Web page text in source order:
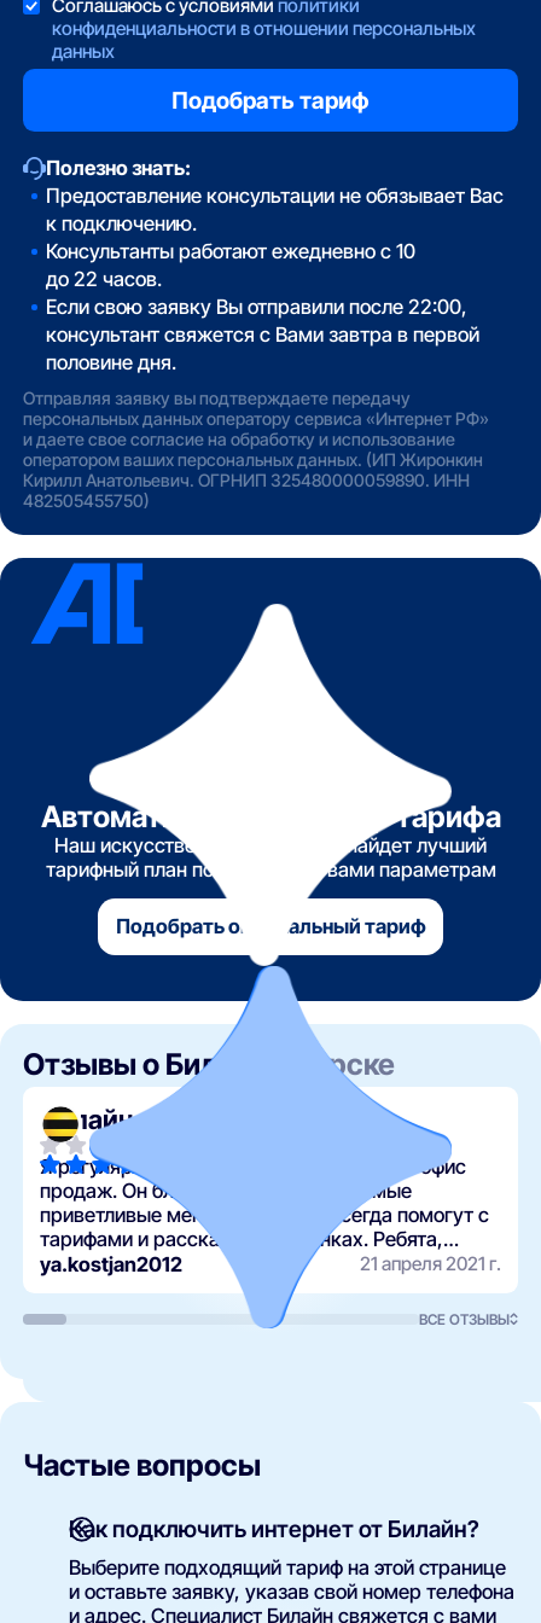
Соглашаюсь с условиями политики
конфиденциальности в отношении персональных
данных
Полезно знать:
Предоставление консультации не обязывает Вас
к подключению.
Консультанты работают ежедневно с 10
до 22 часов.
Если свою заявку Вы отправили после 22:00,
консультант свяжется с Вами завтра в первой
половине дня.
Отправляя заявку вы подтверждаете передачу
персональных данных оператору сервиса «Интернет РФ»
и даете свое согласие на обработку и использование
оператором ваших персональных данных. (ИП Жиронкин
Кирилл Анатольевич. ОГРНИП 325480000059890. ИНН
482505455750)
Автоматический подбор тарифа
Наш искусственный интеллект найдет лучший
тарифный план по указанным вами параметрам
Подобрать оптимальный тариф
Отзывы о Билайн в Курске
Билайн
Я регулярно обращаюсь в один и тот же офис
продаж. Он близко к дому, и там самые
приветливые менеджеры. Они всегда помогут с
тарифами и расскажут о новинках. Ребята,
удачи вам в вашей нелегкой работе!
ya.kostjan2012 21 апреля 2021 г.
ВСЕ ОТЗЫВЫ
Частые вопросы
Как подключить интернет от Билайн?
Выберите подходящий тариф на этой странице
и оставьте заявку, указав свой номер телефона
и адрес. Специалист Билайн свяжется с вами